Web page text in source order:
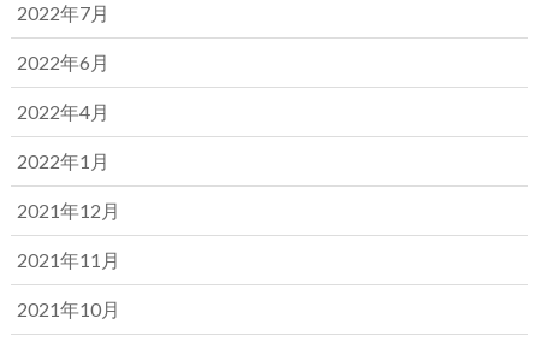
2022年7月
2022年6月
2022年4月
2022年1月
2021年12月
2021年11月
2021年10月